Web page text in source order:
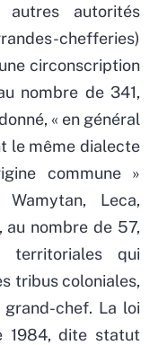
autorités
chefferies)
circonscription
nombre de 341,
« en général
le même dialecte
commune »
Leca,
au nombre de 57,
territoriales qui
tribus coloniales,
grand-chef. La loi
1984, dite statut